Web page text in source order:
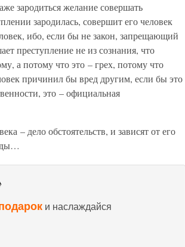
зародиться желание совершать
зародилась, совершит его человек
ибо, если бы не закон, запрещающий
преступление не из сознания, что
а потому что это – грех, потому что
причинил бы вред другим, если бы это
это – официальная
– дело обстоятельств, и зависят от его
и наслаждайся